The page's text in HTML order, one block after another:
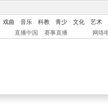
戏曲 音乐 科教 青少 文化
艺术
直播中国 赛事直播 网络